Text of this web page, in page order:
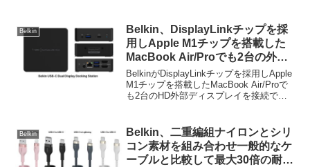
Belkin
Belkin、DisplayLinkチップを採
用しApple M1チップを搭載した
MacBook Air/Proでも2台の外部
ディスプレイを接続できる
「USB-Cデュアルディスプレイ
ドッキングステーション」を発
BelkinがDisplayLinkチップを採用しApple
M1チップを搭載したMacBook Air/Proで
も2台のHD外部ディスプレイを接続でき
詳細は以下か...
Belkin
Belkin、二重編組ナイロンとシリ
コン素材を組み合わせ一般的なケ
ーブルと比較して最大30倍の耐久